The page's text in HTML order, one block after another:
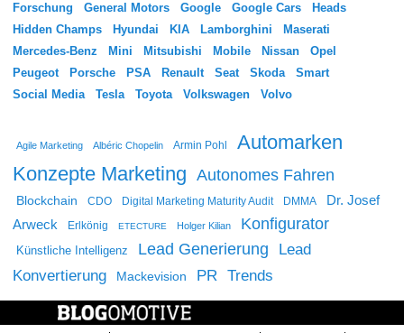
Forschung
General Motors Google Google Cars
Heads
Hidden Champs
Hyundai KIA Lamborghini
Maserati
Mercedes-Benz
Mini Mitsubishi Mobile Nissan
Opel
Peugeot
Porsche PSA Renault Seat Skoda
Smart
Social Media
Tesla Toyota Volkswagen Volvo
Agile Marketing Albéric Chopelin Armin Pohl
Automarken
Konzepte Marketing Autonomes Fahren
Blockchain CDO Digital Marketing Maturity Audit DMMA
Dr. Josef
Arweck
Erlkönig ETECTURE Holger Kilian Konfigurator
Künstliche Intelligenz Lead Generierung
Lead
Konvertierung
Mackevision PR Trends